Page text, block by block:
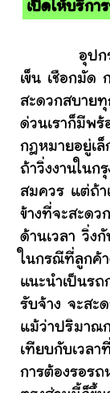
เปิดให้บริกา
อุปกรณ์ใน
เข็น เชือกมัด
สะดวกสบาย
ด่วนเราก็มีพร้
กฎหมายอยู่เล็
ถ้าวิ่งงานในก
สมควร แต่ถ้า
ข้างที่จะสะดว
ด้านเวลา วิ่ง
ในกรณีที่ลูกค้
แนะนำเป็นร
รับจ้าง จะสะ
แม้ว่าปริมาณก
เทียบกับเวลา
การต้องรอร